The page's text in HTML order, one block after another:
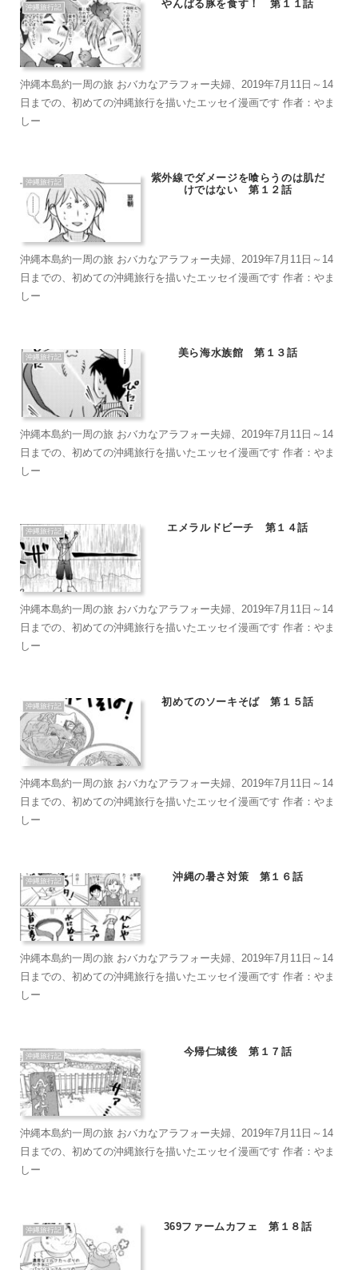
沖縄旅行記 やんばる豚を食す！ 第１１話
沖縄本島約一周の旅 おバカなアラフォー夫婦、2019年7月11日～14
日までの、初めての沖縄旅行を描いたエッセイ漫画です 作者：やま
しー
沖縄旅行記
紫外線でダメージを喰らうのは肌だ
けではない 第１２話
沖縄本島約一周の旅 おバカなアラフォー夫婦、2019年7月11日～14
日までの、初めての沖縄旅行を描いたエッセイ漫画です 作者：やま
しー
沖縄旅行記 美ら海水族館 第１３話
沖縄本島約一周の旅 おバカなアラフォー夫婦、2019年7月11日～14
日までの、初めての沖縄旅行を描いたエッセイ漫画です 作者：やま
しー
沖縄旅行記 エメラルドビーチ 第１４話
沖縄本島約一周の旅 おバカなアラフォー夫婦、2019年7月11日～14
日までの、初めての沖縄旅行を描いたエッセイ漫画です 作者：やま
しー
沖縄旅行記 初めてのソーキそば 第１５話
沖縄本島約一周の旅 おバカなアラフォー夫婦、2019年7月11日～14
日までの、初めての沖縄旅行を描いたエッセイ漫画です 作者：やま
しー
沖縄旅行記 沖縄の暑さ対策 第１６話
沖縄本島約一周の旅 おバカなアラフォー夫婦、2019年7月11日～14
日までの、初めての沖縄旅行を描いたエッセイ漫画です 作者：やま
しー
沖縄旅行記 今帰仁城後 第１７話
沖縄本島約一周の旅 おバカなアラフォー夫婦、2019年7月11日～14
日までの、初めての沖縄旅行を描いたエッセイ漫画です 作者：やま
しー
沖縄旅行記 369ファームカフェ 第１８話